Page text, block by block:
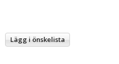
Lägg i önskelista